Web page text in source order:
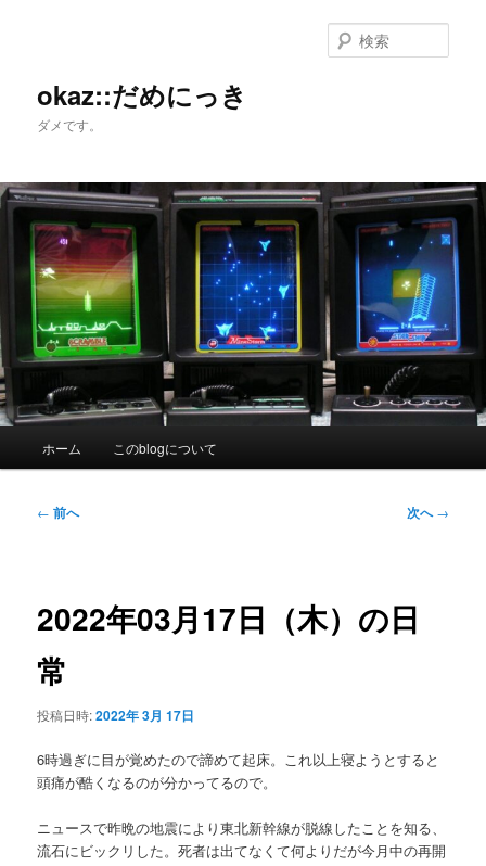
へ
移
okaz::だめにっき
ダメです。
索
ホーム このblogについて
投
ー
ョ
ン
← 前へ 次へ→
2022年03月17日（木）の日
常
投稿日時:2022年 3月 17日
6時過ぎに目が覚めたので諦めて起床。これ以上寝ようとすると
頭痛が酷くなるのが分かってるので。
ニュースで昨晩の地震により東北新幹線が脱線したことを知る、
流石にビックリした。死者は出てなくて何よりだが今月中の再開